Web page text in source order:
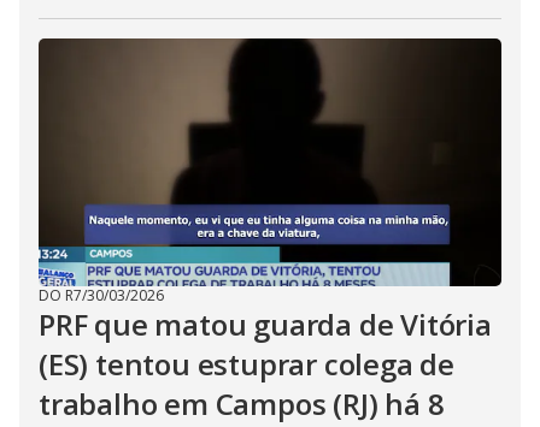
DO R7/30/03/2026
PRF que matou guarda de Vitória
(ES) tentou estuprar colega de
trabalho em Campos (RJ) há 8